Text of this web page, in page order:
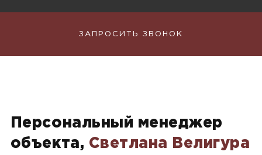
ЗАПРОСИТЬ ЗВОНОК
Персональный менеджер
объекта, Светлана Велигура